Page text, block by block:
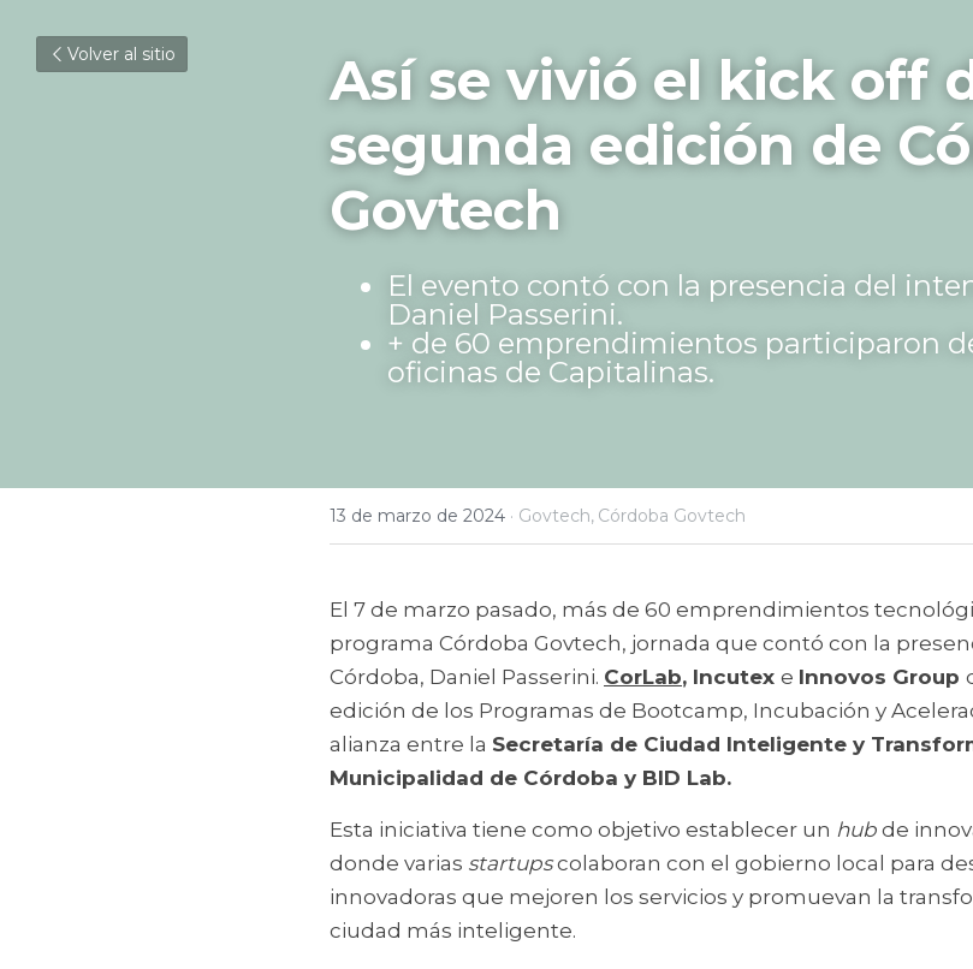
Volver al sitio
Así se vivió el kick off
segunda edición de
Govtech
El evento contó con la presencia del
Daniel Passerini.
+ de 60 emprendimientos participaron
oficinas de Capitalinas.
13 de marzo de 2024 · Govtech, Córdoba Govtech
El 7 de marzo pasado, más de 60 emprendimientos
programa Córdoba Govtech, jornada que contó con la
Córdoba, Daniel Passerini. CorLab, Incutex e Innovos Group
edición de los Programas de Bootcamp, Incubación y
alianza entre la Secretaría de Ciudad Inteligente y
Municipalidad de Córdoba y BID Lab.
Esta iniciativa tiene como objetivo establecer un hub de
donde varias startups colaboran con el gobierno local para
innovadoras que mejoren los servicios y promuevan la
ciudad más inteligente.